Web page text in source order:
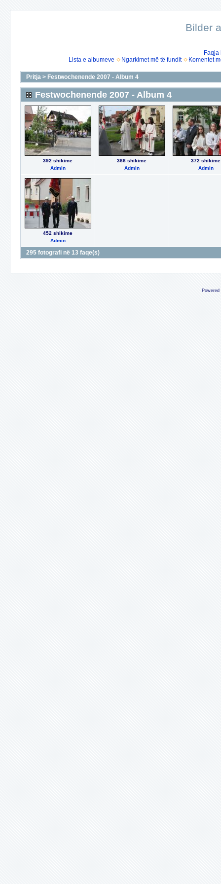
Bilder
Faqja
Lista e albumeve
Ngarkimet më të fundit Komentet
Pritja > Festwochenende 2007 - Album 4
Festwochenende 2007 - Album 4
392 shikime
Admin
366 shikime
Admin
372 shikime
Admin
452 shikime
Admin
295 fotografi në 13 faqe(s)